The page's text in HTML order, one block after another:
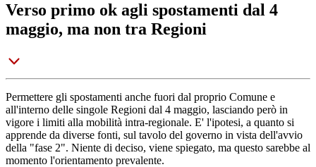
Verso primo ok agli spostamenti dal 4
maggio, ma non tra Regioni
Permettere gli spostamenti anche fuori dal proprio Comune e
all'interno delle singole Regioni dal 4 maggio, lasciando però in
vigore i limiti alla mobilità intra-regionale. E' l'ipotesi, a quanto si
apprende da diverse fonti, sul tavolo del governo in vista dell'avvio
della "fase 2". Niente di deciso, viene spiegato, ma questo sarebbe al
momento l'orientamento prevalente.